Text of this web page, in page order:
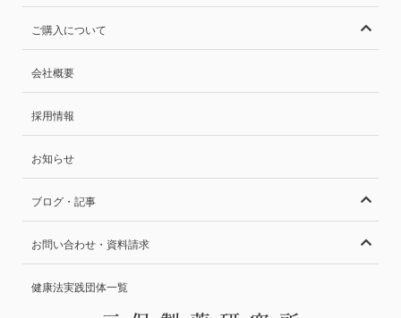
ご購入について
会社概要
採用情報
お知らせ
ブログ・記事
お問い合わせ・資料請求
健康法実践団体一覧